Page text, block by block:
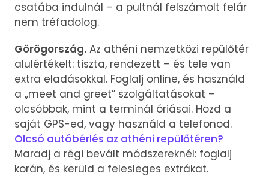
csatába indulnál – a pultnál felszámolt felár
nem tréfadolog.
Görögország. Az athéni nemzetközi repülőtér
alulértékelt: tiszta, rendezett – és tele van
extra eladásokkal. Foglalj online, és használd
a „meet and greet” szolgáltatásokat –
olcsóbbak, mint a terminál óriásai. Hozd a
saját GPS-ed, vagy használd a telefonod.
Olcsó autóbérlés az athéni repülőtéren?
Maradj a régi bevált módszereknél: foglalj
korán, és kerüld a felesleges extrákat.